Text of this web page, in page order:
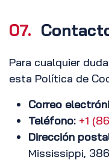
07.
Para cualquier
esta Política de
Correo
Teléfono: +1
Dirección
Mississippi,